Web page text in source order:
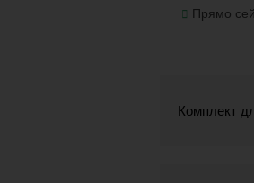
Прямо
Комплект